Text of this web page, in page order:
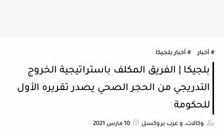
أخبار أخبار بلجيكا
بلجيكا | الفريق المكلف باستراتيجية الخروج
التدريجي من الحجر الصحي يصدر تقريره الأول
للحكومة
وكالات، و عرب بروكسل 10 مارس 2021